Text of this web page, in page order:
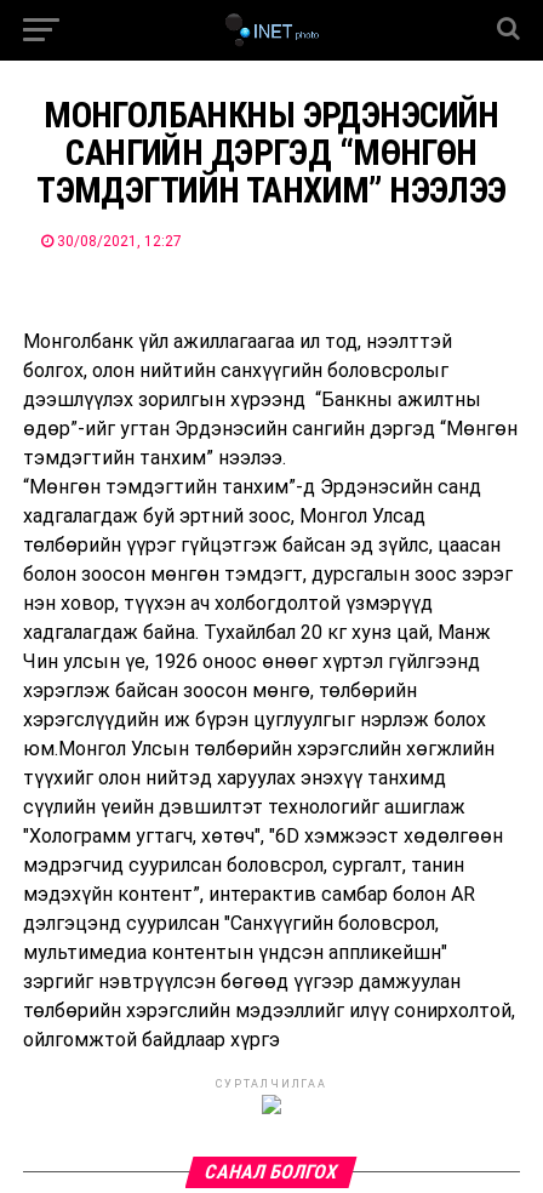
МОНГОЛБАНКНЫ ЭРДЭНЭСИЙН
САНГИЙН ДЭРГЭД “МӨНГӨН
ТЭМДЭГТИЙН ТАНХИМ” НЭЭЛЭЭ
30/08/2021, 12:27
Монголбанк үйл ажиллагаагаа ил тод, нээлттэй
болгох, олон нийтийн санхүүгийн боловсролыг
дээшлүүлэх зорилгын хүрээнд “Банкны ажилтны
өдөр”-ийг угтан Эрдэнэсийн сангийн дэргэд “Мөнгөн
тэмдэгтийн танхим” нээлээ.
“Мөнгөн тэмдэгтийн танхим”-д Эрдэнэсийн санд
хадгалагдаж буй эртний зоос, Монгол Улсад
төлбөрийн үүрэг гүйцэтгэж байсан эд зүйлс, цаасан
болон зоосон мөнгөн тэмдэгт, дурсгалын зоос зэрэг
нэн ховор, түүхэн ач холбогдолтой үзмэрүүд
хадгалагдаж байна. Тухайлбал 20 кг хунз цай, Манж
Чин улсын үе, 1926 оноос өнөөг хүртэл гүйлгээнд
хэрэглэж байсан зоосон мөнгө, төлбөрийн
хэрэгслүүдийн иж бүрэн цуглуулгыг нэрлэж болох
юм.Монгол Улсын төлбөрийн хэрэгслийн хөгжлийн
түүхийг олон нийтэд харуулах энэхүү танхимд
сүүлийн үеийн дэвшилтэт технологийг ашиглаж
"Холограмм угтагч, хөтөч", "6D хэмжээст хөдөлгөөн
мэдрэгчид суурилсан боловсрол, сургалт, танин
мэдэхүйн контент”, интерактив самбар болон АR
дэлгэцэнд суурилсан "Санхүүгийн боловсрол,
мультимедиа контентын үндсэн аппликейшн"
зэргийг нэвтрүүлсэн бөгөөд үүгээр дамжуулан
төлбөрийн хэрэгслийн мэдээллийг илүү сонирхолтой,
ойлгомжтой байдлаар хүргэ
СУРТАЛЧИЛГАА
САНАЛ БОЛГОХ